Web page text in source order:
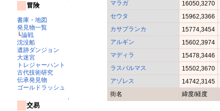
冒険
書庫・地図
発見物一覧
└論戦
沈没船
遺跡ダンジョン
大迷宮
トレジャーハント
古代技術研究
伝承発見物
ゴールドラッシュ
↑
交易
街名 緯度/経度
マラガ
16050,3270
セウタ
15962,3366
カサブランカ
15774,3454
アルギン
15602,3974
マディラ
15478,3446
ラスパルマス
15502,3670
アゾレス
14742,3145